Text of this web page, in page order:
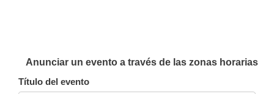
Anunciar un evento a través de las zonas horarias
Título del evento